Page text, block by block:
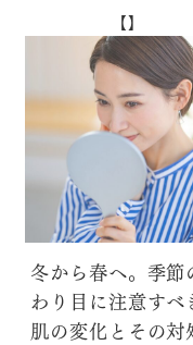
【】
冬から春へ。季節
わり目に注意すべ
肌の変化とその対